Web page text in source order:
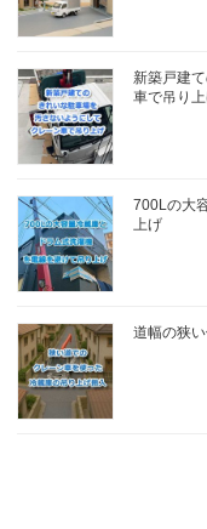
新築戸建
車で吊り
700Lの大
上げ
道幅の狭